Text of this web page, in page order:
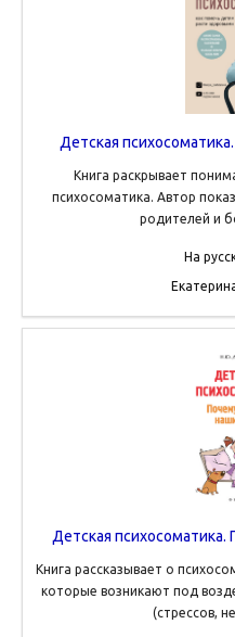
Детская
Книга раскрывает
психосоматика. Автор
родителей и
На
Детская
Книга рассказывает о
которые возникают под
(стрессов,